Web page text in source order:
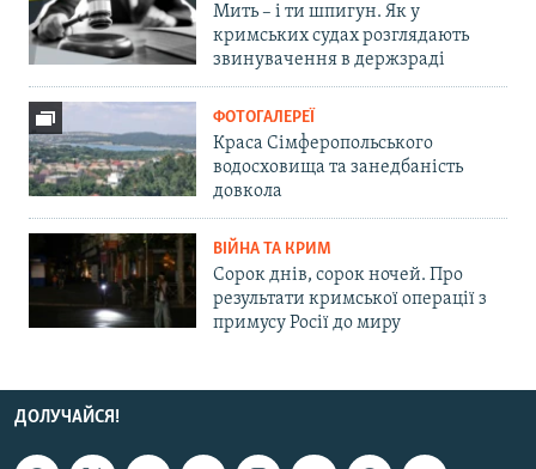
Мить – і ти шпигун. Як у
кримських судах розглядають
звинувачення в держзраді
ФОТОГАЛЕРЕЇ
Краса Сімферопольського
водосховища та занедбаність
довкола
ВІЙНА ТА КРИМ
Сорок днів, сорок ночей. Про
результати кримської операції з
примусу Росії до миру
ДОЛУЧАЙСЯ!